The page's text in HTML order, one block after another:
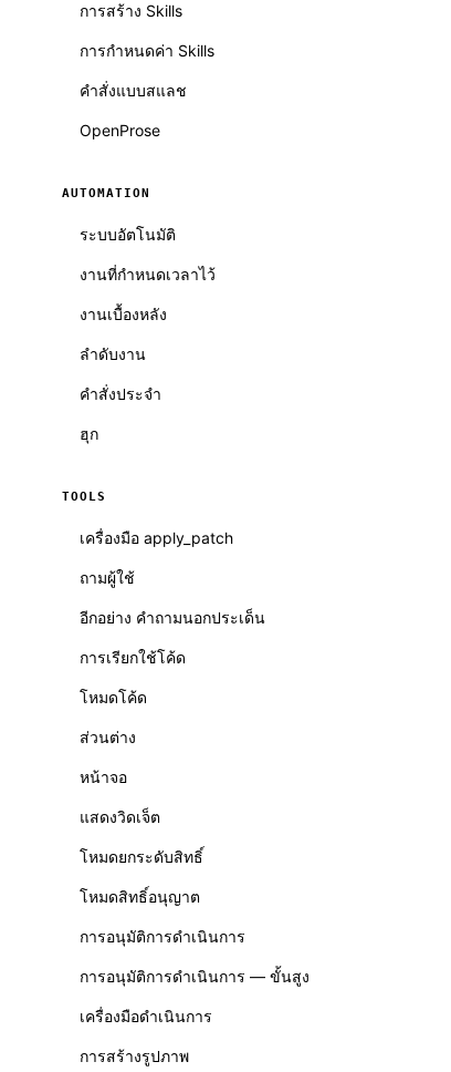
การสร้าง Skills
การกำหนดค่า Skills
คำสั่งแบบสแลช
OpenProse
AUTOMATION
ระบบอัตโนมัติ
งานที่กำหนดเวลาไว้
งานเบื้องหลัง
ลำดับงาน
คำสั่งประจำ
ฮุก
TOOLS
เครื่องมือ apply_patch
ถามผู้ใช้
อีกอย่าง คำถามนอกประเด็น
การเรียกใช้โค้ด
โหมดโค้ด
ส่วนต่าง
หน้าจอ
แสดงวิดเจ็ต
โหมดยกระดับสิทธิ์
โหมดสิทธิ์อนุญาต
การอนุมัติการดำเนินการ
การอนุมัติการดำเนินการ — ขั้นสูง
เครื่องมือดำเนินการ
การสร้างรูปภาพ